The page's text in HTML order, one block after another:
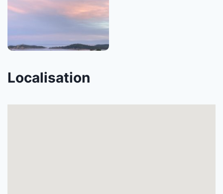
Localisation